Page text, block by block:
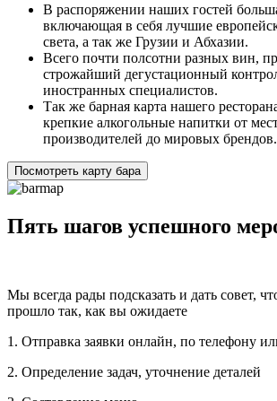
В распоряжении наших гостей
включающая в себя лучшие
света, а так же Грузии и Абхазии.
Всего почти полсотни разных вин,
строжайший дегустационный
иностранных специалистов.
Так же барная карта нашего
крепкие алкогольные напитки от
производителей до мировых брендов.
Посмотреть карту бара
Пять шагов успешного
Мы всегда рады подсказать и дать совет,
прошло так, как вы ожидаете
1. Отправка заявки онлайн, по телефону
2. Определение задач, уточнение деталей